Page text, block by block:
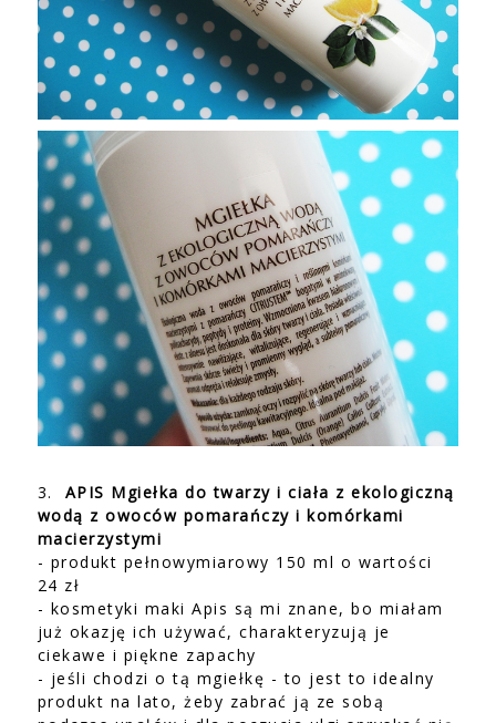
3. APIS Mgiełka do twarzy i ciała z ekologiczną
wodą z owoców pomarańczy i komórkami
macierzystymi
- produkt pełnowymiarowy 150 ml o wartości
24 zł
- kosmetyki maki Apis są mi znane, bo miałam
już okazję ich używać, charakteryzują je
ciekawe i piękne zapachy
- jeśli chodzi o tą mgiełkę - to jest to idealny
produkt na lato, żeby zabrać ją ze sobą